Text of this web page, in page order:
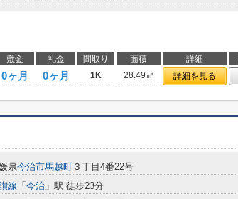
敷金 礼金 間取り 面積 詳細
0ヶ月 0ヶ月 1K 28.49㎡ 詳細を見る
県今治市馬越町 ３丁目4番22号
線 「 今治 」駅 徒歩23分